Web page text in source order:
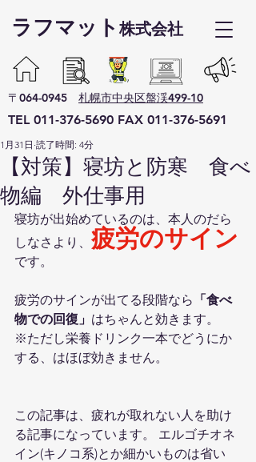
ラフマット​株式会社
〒064-0945 札幌市中央区盤渓499-10
TEL 011-376-5690 FAX 011-376-5691
【対策】寝坊と防寒 食べ
物編 外仕事用
1月31日 読了時間: 4分
寝坊が出始めているのは、本人のだら
しなさより、 疲労のサイン
です。
疲労のサインが出てる段階なら 「食べ
物での回復」 はちゃんと効きます。
※ただし栄養ドリンク一本でどうにか
する、はほぼ効きません。
この記事は、疲れが取れない人を助け
る記事になっています。 エルゴチオネ
イン(キノコ系)とか細かいものは省い